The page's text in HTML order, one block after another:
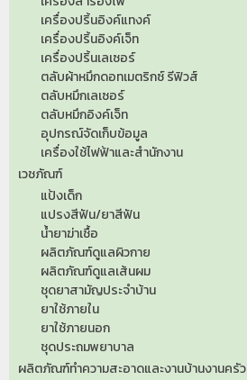
เครื่องปริ้นอิงค์แทงค์
เครื่องปริ้นอิงค์เจ็ท
เครื่องปริ้นเลเซอร์
ตลับผ้าหมึกดอทเมตริกซ์ รีฟิวส์
ตลับหมึกเลเซอร์
ตลับหมึกอิงค์เจ็ท
อุปกรณ์จัดเก็บข้อมูล
เครื่องใช้ไฟฟ้าและสำนักงาน
เวชภัณฑ์
แป้งเด็ก
แปรงสีฟัน/ยาสีฟัน
น้ำยาฆ่าเชื้อ
ผลิตภัณฑ์ดูแลผิวกาย
ผลิตภัณฑ์ดูแลเส้นผม
ชุดยาสามัญประจำบ้าน
ยาใช้ภายใน
ยาใช้ภายนอก
ชุดประถมพยาบาล
ผลิตภัณฑ์ทำความสะอาดและงานบ้านงานครัว